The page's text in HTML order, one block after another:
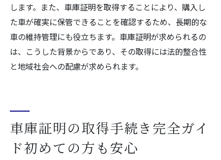
します。また、車庫証明を取得することにより、購入し
た車が確実に保管できることを確認するため、長期的な
車の維持管理にも役立ちます。車庫証明が求められるの
は、こうした背景からであり、その取得には法的整合性
と地域社会への配慮が求められます。
車庫証明の取得手続き完全ガイ
ド初めての方も安心